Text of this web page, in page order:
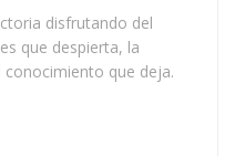
disfrutando del
que despierta, la
que deja.